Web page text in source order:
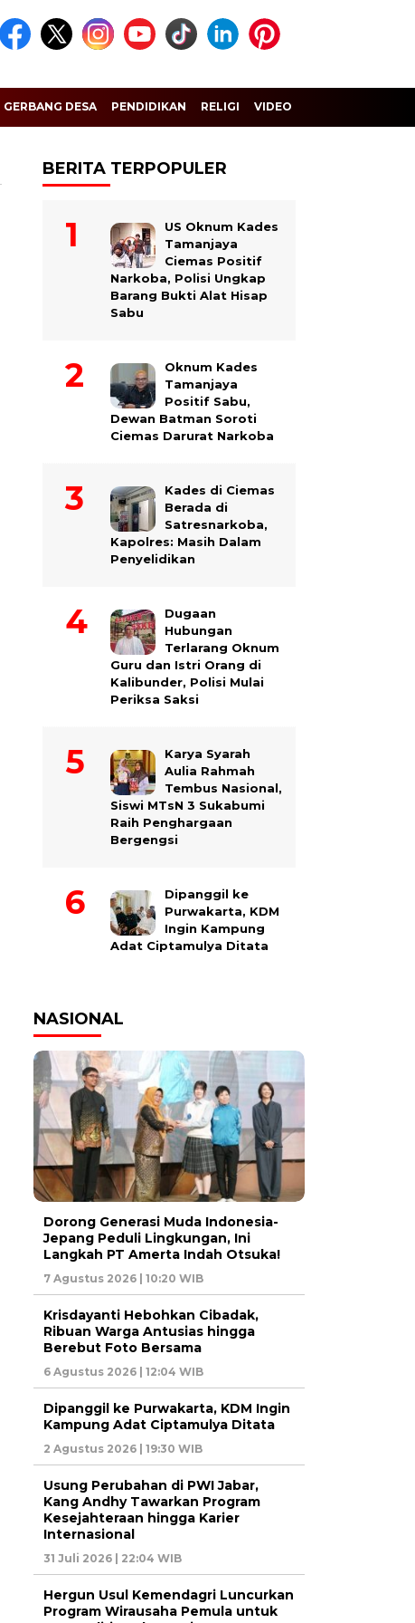
GERBANG DESA PENDIDIKAN RELIGI VIDEO
BERITA TERPOPULER
US Oknum Kades
Tamanjaya
Ciemas Positif
Narkoba, Polisi Ungkap
Barang Bukti Alat Hisap
Sabu
Oknum Kades
Tamanjaya
Positif Sabu,
Dewan Batman Soroti
Ciemas Darurat Narkoba
Kades di Ciemas
Berada di
Satresnarkoba,
Kapolres: Masih Dalam
Penyelidikan
Dugaan
Hubungan
Terlarang Oknum
Guru dan Istri Orang di
Kalibunder, Polisi Mulai
Periksa Saksi
Karya Syarah
Aulia Rahmah
Tembus Nasional,
Siswi MTsN 3 Sukabumi
Raih Penghargaan
Bergengsi
Dipanggil ke
Purwakarta, KDM
Ingin Kampung
Adat Ciptamulya Ditata
NASIONAL
Dorong Generasi Muda Indonesia-
Jepang Peduli Lingkungan, Ini
Langkah PT Amerta Indah Otsuka!
7 Agustus 2026 | 10:20 WIB
Krisdayanti Hebohkan Cibadak,
Ribuan Warga Antusias hingga
Berebut Foto Bersama
6 Agustus 2026 | 12:04 WIB
Dipanggil ke Purwakarta, KDM Ingin
Kampung Adat Ciptamulya Ditata
2 Agustus 2026 | 19:30 WIB
Usung Perubahan di PWI Jabar,
Kang Andhy Tawarkan Program
Kesejahteraan hingga Karier
Internasional
31 Juli 2026 | 22:04 WIB
Hergun Usul Kemendagri Luncurkan
Program Wirausaha Pemula untuk